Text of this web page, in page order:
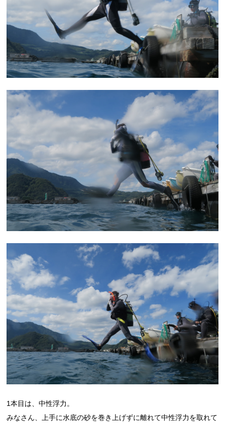
1本目は、中性浮力。
みなさん、上手に水底の砂を巻き上げずに離れて中性浮力を取れて